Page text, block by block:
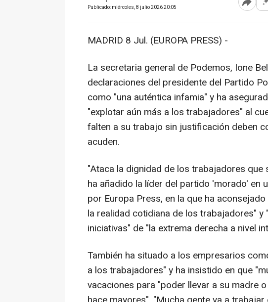
Publicado: miércoles, 8 julio 2026 20:05 Abrir
MADRID 8 Jul. (EUROPA PRESS) -
La secretaria general de Podemos, Ione
declaraciones del presidente del Partido
como "una auténtica infamia" y ha
"explotar aún más a los trabajadores" al
falten a su trabajo sin justificación deben
acuden.
"Ataca la dignidad de los trabajadores
ha añadido la líder del partido 'morado' en
por Europa Press, en la que ha
la realidad cotidiana de los trabajadores"
iniciativas" de "la extrema derecha a nivel
También ha situado a los empresarios
a los trabajadores" y ha insistido en que
vacaciones para "poder llevar a su madre